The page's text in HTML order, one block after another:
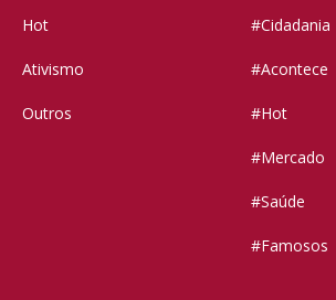
Hot
Ativismo
Outros
#Cidadania
#Acontece
#Hot
#Mercado
#Saúde
#Famosos